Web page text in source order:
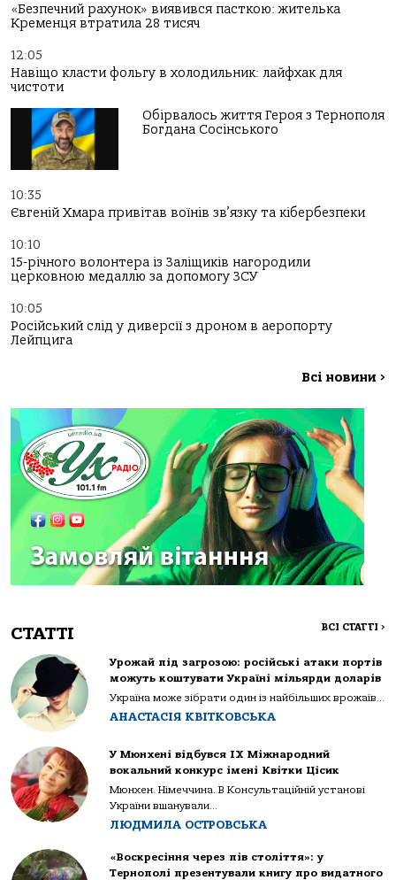
«Безпечний рахунок» виявився пасткою: жителька
Кременця втратила 28 тисяч
12:05
Навіщо класти фольгу в холодильник: лайфхак для
чистоти
Обірвалось життя Героя з Тернополя
Богдана Сосінського
10:35
Євгеній Хмара привітав воїнів зв’язку та кібербезпеки
10:10
15-річного волонтера із Заліщиків нагородили
церковною медаллю за допомогу ЗСУ
10:05
Російський слід у диверсії з дроном в аеропорту
Лейпцига
Всі новини >
СТАТТІ ВСІ СТАТТІ >
Урожай під загрозою: російські атаки портів
можуть коштувати Україні мільярди доларів
Україна може зібрати один із найбільших врожаїв...
АНАСТАСІЯ КВІТКОВСЬКА
У Мюнхені відбувся IX Міжнародний
вокальний конкурс імені Квітки Цісик
Мюнхен. Німеччина. В Консультаційній установі
України вшанували...
ЛЮДМИЛА ОСТРОВСЬКА
«Воскресіння через пів століття»: у
Тернополі презентували книгу про видатного